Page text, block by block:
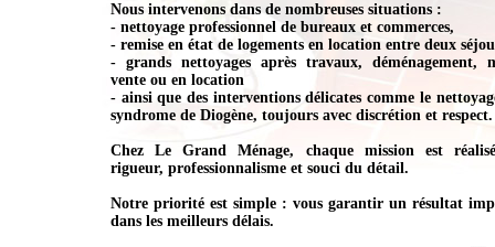
Nous intervenons dans de nombreuses situations :
- nettoyage professionnel de bureaux et commerces,
- remise en état de logements en location entre deux
- grands nettoyages après travaux, déménagement,
vente ou en location
- ainsi que des interventions délicates comme le
syndrome de Diogène, toujours avec discrétion et respect.
Chez Le Grand Ménage, chaque mission est
rigueur, professionnalisme et souci du détail.
Notre priorité est simple : vous garantir un résultat
dans les meilleurs délais.